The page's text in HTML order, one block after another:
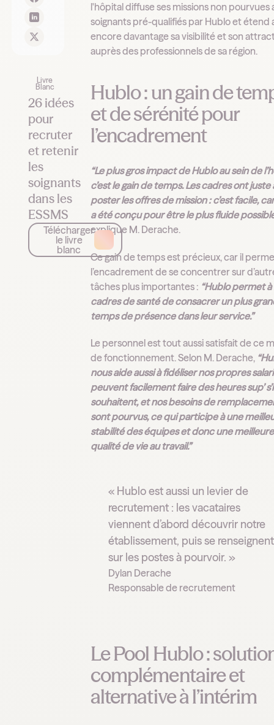
Livre
Blanc
26 idées
pour
recruter
et retenir
les
soignants
dans les
ESSMS
Télécharger
le livre
blanc
l'hôpital diffuse ses missions non pourvues
soignants pré-qualifiés par Hublo et étend
encore davantage sa visibilité et son
auprès des professionnels de sa région.
Hublo : un gain de
et de sérénité pour
l’encadrement
“Le plus gros impact de Hublo au sein de
c’est le gain de temps. Les cadres ont juste
poster les offres de mission : c’est facile,
a été conçu pour être le plus fluide
explique M. Derache.
Ce gain de temps est précieux, car il
l’encadrement de se concentrer sur
tâches plus importantes : “Hublo permet à
cadres de santé de consacrer un plus
temps de présence dans leur service.”
Le personnel est tout aussi satisfait de ce
de fonctionnement. Selon M. Derache,
nous aide aussi à fidéliser nos propres
peuvent facilement faire des heures sup’
souhaitent, et nos besoins de
sont pourvus, ce qui participe à une
stabilité des équipes et donc une meilleure
qualité de vie au travail.”
« Hublo est aussi un levier de
recrutement : les vacataires
viennent d’abord découvrir notre
établissement, puis se renseignent
sur les postes à pourvoir. »
Dylan Derache
‍Responsable de recrutement
Le Pool Hublo :
complémentaire et
alternative à l’intérim